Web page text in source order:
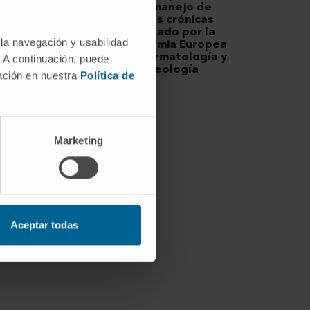
navegación y usabilidad
continuación, puede
en nuestra Política de
Marketing
Aceptar todas
en el manejo de
heridas crónicas
impulsado por la
Academia Europea
de Dermatología y
Venereología